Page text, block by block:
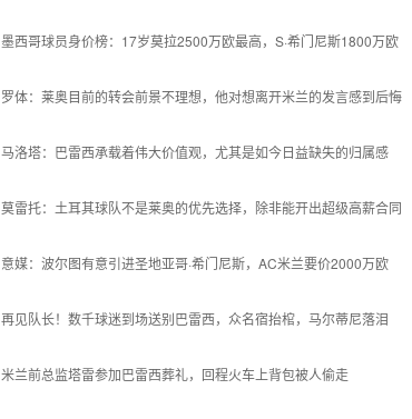
墨西哥球员身价榜：17岁莫拉2500万欧最高，S·希门尼斯1800万欧
罗体：莱奥目前的转会前景不理想，他对想离开米兰的发言感到后悔
马洛塔：巴雷西承载着伟大价值观，尤其是如今日益缺失的归属感
莫雷托：土耳其球队不是莱奥的优先选择，除非能开出超级高薪合同
意媒：波尔图有意引进圣地亚哥·希门尼斯，AC米兰要价2000万欧
再见队长！数千球迷到场送别巴雷西，众名宿抬棺，马尔蒂尼落泪
米兰前总监塔雷参加巴雷西葬礼，回程火车上背包被人偷走